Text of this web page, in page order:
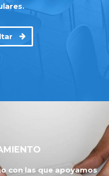
con las que apoyamos